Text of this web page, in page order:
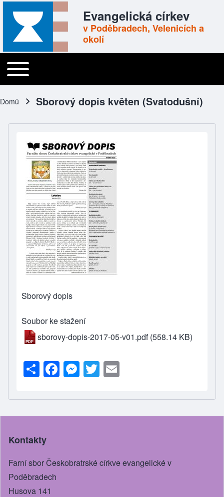
Evangelická církev
v Poděbradech, Velenicích a
okolí
Main navigation
Toggle main menu
Drobečková navigace
Domů Sborový dopis květen (Svatodušní)
Sborový dopis
Soubor ke stažení
sborovy-dopis-2017-05-v01.pdf (558.14 KB)
S
h
ar
e
F
a
c
e
o
M
e
ss
e
er
T
wi
tt
er
ail
Kontakty
Farní sbor Českobratrské církve evangelické v
Poděbradech
Husova 141